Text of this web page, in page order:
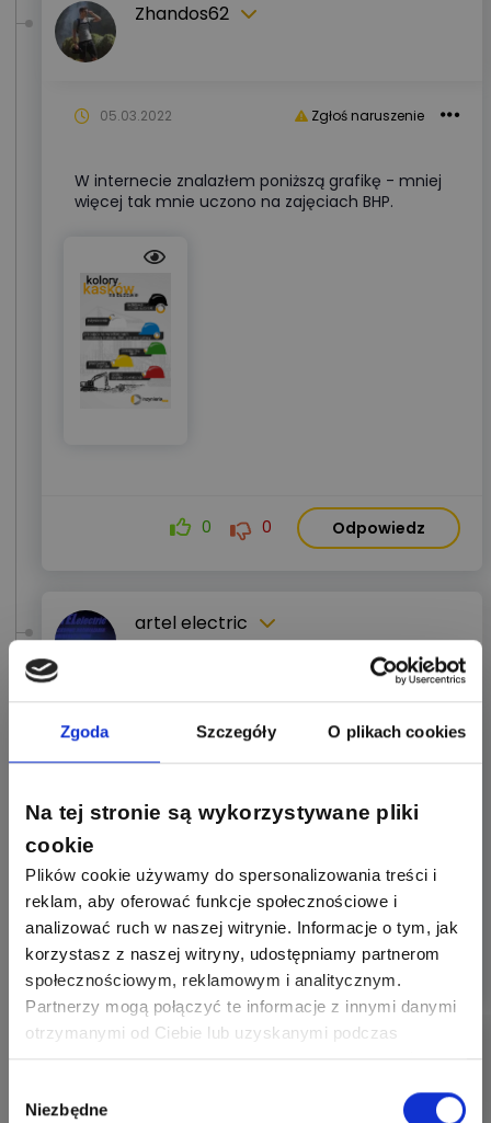
Zgoda Szczegóły O plikach cookies
Na tej stronie są wykorzystywane pliki
cookie
Plików cookie używamy do spersonalizowania treści i
reklam, aby oferować funkcje społecznościowe i
analizować ruch w naszej witrynie. Informacje o tym, jak
korzystasz z naszej witryny, udostępniamy partnerom
społecznościowym, reklamowym i analitycznym.
Partnerzy mogą połączyć te informacje z innymi danymi
otrzymanymi od Ciebie lub uzyskanymi podczas
korzystania z ich usług. Dzięki Twojej zgodzie możemy
preferencji.
zgody
Niezbędne
Zhandos62
Zgłoś naruszenie
05.03.2022
W internecie znalazłem poniższą grafikę - mniej
więcej tak mnie uczono na zajęciach BHP.
0 0 Odpowiedz
artel electric
Zgłoś naruszenie
05.03.2022
odpowiedni i spełniać wymagania norm oraz nie
być "przeterminowany"
Pamiętam, że "ten" białym kasku to szycha jakaś
musi być i do dzisiaj się z tego śmieję :)
0 0 Odpowiedz
Szymon028